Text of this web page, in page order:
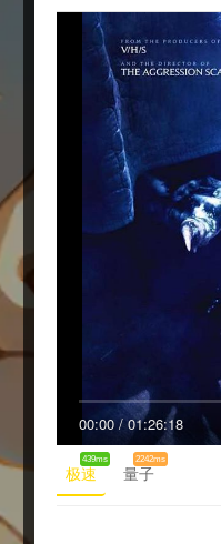
00:00/01:26:18
极速
439ms
量子
2242ms